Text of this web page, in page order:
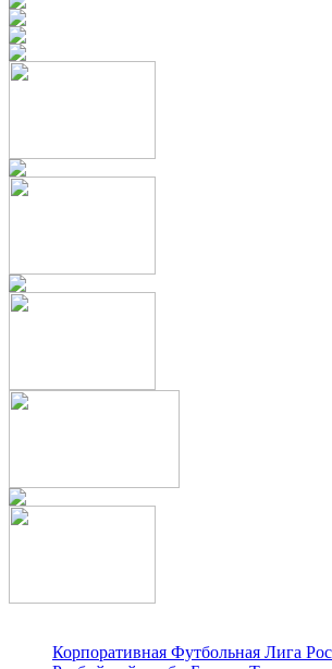
Корпоративная Футбольная Лига